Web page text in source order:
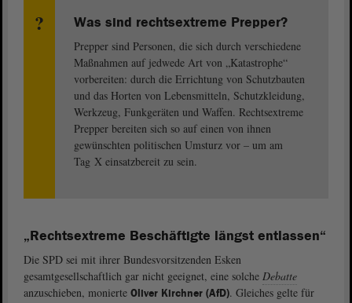
Was sind rechtsextreme Prepper?
Prepper sind Personen, die sich durch verschiedene
Maßnahmen auf jedwede Art von „Katastrophe“
vorbereiten: durch die Errichtung von Schutzbauten
und das Horten von Lebensmitteln, Schutzkleidung,
Werkzeug, Funkgeräten und Waffen. Rechtsextreme
Prepper bereiten sich so auf einen von ihnen
gewünschten politischen Umsturz vor – um am
Tag X einsatzbereit zu sein.
„Rechtsextreme Beschäftigte längst entlassen“
Die SPD sei mit ihrer Bundesvorsitzenden Esken
gesamtgesellschaftlich gar nicht geeignet, eine solche Debatte
anzuschieben, monierte Oliver Kirchner (AfD). Gleiches gelte für